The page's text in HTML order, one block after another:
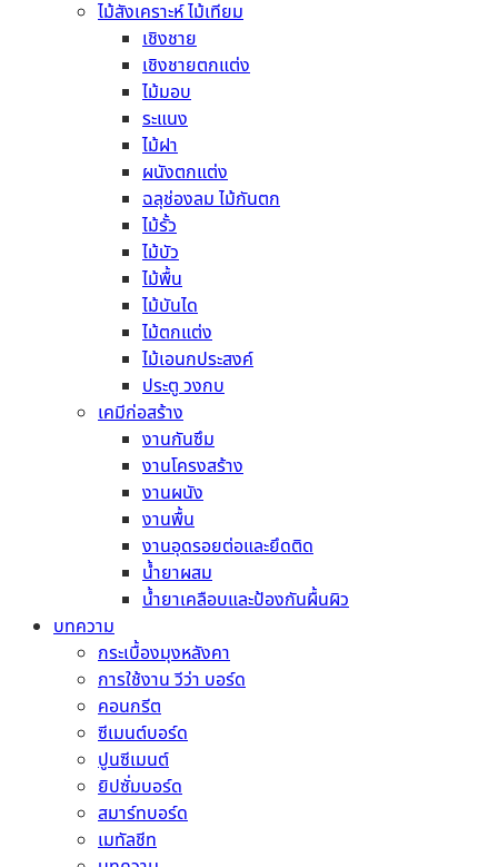
ไม้สังเคราะห์ ไม้เทียม
เชิงชาย
เชิงชายตกแต่ง
ไม้มอบ
ระแนง
ไม้ฝา
ผนังตกแต่ง
ฉลุช่องลม ไม้กันตก
ไม้รั้ว
ไม้บัว
ไม้พื้น
ไม้บันได
ไม้ตกแต่ง
ไม้เอนกประสงค์
ประตู วงกบ
เคมีก่อสร้าง
งานกันซึม
งานโครงสร้าง
งานผนัง
งานพื้น
งานอุดรอยต่อและยึดติด
น้ำยาผสม
น้ำยาเคลือบและป้องกันผื้นผิว
บทความ
กระเบื้องมุงหลังคา
การใช้งาน วีว่า บอร์ด
คอนกรีต
ซีเมนต์บอร์ด
ปูนซีเมนต์
ยิปซั่มบอร์ด
สมาร์ทบอร์ด
เมทัลชีท
หลังคา
หลังคาลอนคู่
หลังคาไตรลอน
หลังคาจตุลอน
หลังคาลอนเล็ก
หลังคาคอนกรีต
อิฐมวลเบา
แผ่นยิปซั่มบอร์ด
แผ่นยิปซั่ม กันรังสี
แผ่นยิปซั่ม มาตรฐาน
แผ่นยิปซั่ม กันร้อน
แผ่นยิปซั่ม ทนชื้น
แผ่นยิปซั่ม ทนไฟ
แผ่นยิปซั่ม ทนแรงกระแทก
แผ่นซีเมนต์บอร์ด
เฌอร่าบอร์ด
วีว่าบอร์ด
ไม้อัดเคลือบฟิล์มดำ
ไม้สังเคราะห์ ไม้เทียม
เชิงชาย
เชิงชายตกแต่ง
ไม้มอบ
ระแนง
ไม้ฝา
ผนังตกแต่ง
ฉลุช่องลม ไม้กันตก
ไม้รั้ว
ไม้บัว
ไม้พื้น
ไม้บันได
ไม้ตกแต่ง
ไม้เอนกประสงค์